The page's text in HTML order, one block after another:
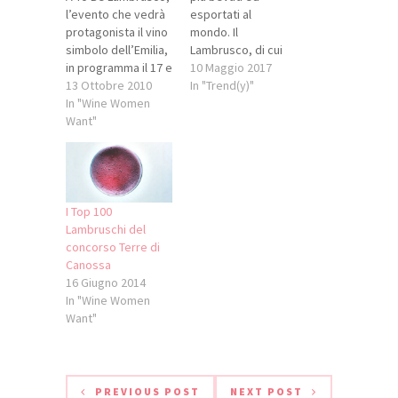
l’evento che vedrà
protagonista il vino
simbolo dell’Emilia,
in programma il 17 e
18 ottobre al
Castello di
Levizzano Rangone
(Castelvetro di
Modena), non ci
saranno solo
degustazioni ma
anche un vero e
proprio concorso di
cucina dove a
proporre la propria
ricetta saranno
appassionati e…
13 Ottobre 2010
In "Wine Women
Want"
esportati al
mondo. Il
Lambrusco, di cui
ormai sapete che
ho un debole, o lo
10 Maggio 2017
In "Trend(y)"
I Top 100
Lambruschi del
concorso Terre di
Canossa
16 Giugno 2014
In "Wine Women
Want"
PREVIOUS POST NEXT POST